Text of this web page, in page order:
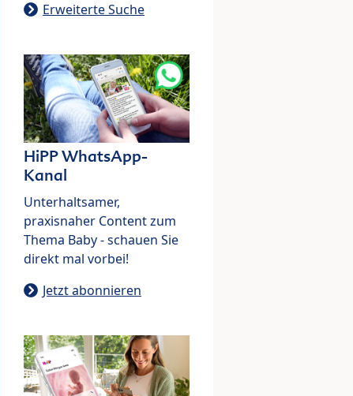
Erweiterte Suche
HiPP WhatsApp-
Kanal
Unterhaltsamer,
praxisnaher Content zum
Thema Baby - schauen Sie
direkt mal vorbei!
Jetzt abonnieren